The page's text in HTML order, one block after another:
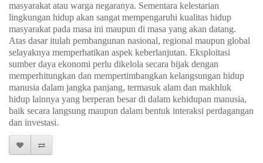
masyarakat atau warga negaranya. Sementara kelestarian
lingkungan hidup akan sangat mempengaruhi kualitas hidup
masyarakat pada masa ini maupun di masa yang akan datang.
Atas dasar itulah pembangunan nasional, regional maupun global
selayaknya memperhatikan aspek keberlanjutan. Eksploitasi
sumber daya ekonomi perlu dikelola secara bijak dengan
memperhitungkan dan mempertimbangkan kelangsungan hidup
manusia dalam jangka panjang, termasuk alam dan makhluk
hidup lainnya yang berperan besar di dalam kehidupan manusia,
baik secara langsung maupun dalam bentuk interaksi perdagangan
dan investasi.